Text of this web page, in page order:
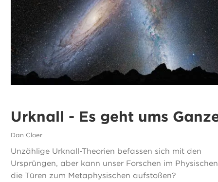
Urknall - Es geht ums
Dan Cloer
Unzählige Urknall-Theorien befassen sich mit den
Ursprüngen, aber kann unser Forschen im Physischen
die Türen zum Metaphysischen aufstoßen?